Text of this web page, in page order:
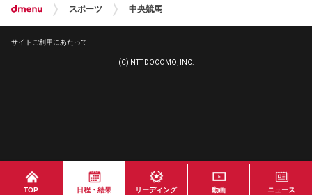
TOP 日程・結果 リーディング 動画 ニュース
スポーツ 中央競馬
サイトご利用にあたって
(C) NTT DOCOMO, INC.